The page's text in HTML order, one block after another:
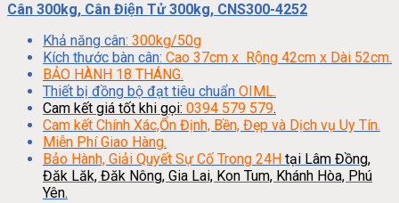
Cân 300kg, Cân Điện Tử 300kg, CNS300-4252
Khả năng cân: 300kg/50g
Kích thước bàn cân: Cao 37cm x Rộng 42cm x Dài 52cm.
BẢO HÀNH 18 THÁNG.
Thiết bị đồng bộ đạt tiêu chuẩn OIML.
Cam kết giá tốt khi gọi: 0394 579 579.
Cam kết Chính Xác,Ổn Định, Bền, Đẹp và Dịch vụ Uy Tín.
Miễn Phí Giao Hàng.
Bảo Hành, Giải Quyết Sự Cố Trong 24H tại Lâm Đồng,
Đăk Lăk, Đăk Nông, Gia Lai, Kon Tum, Khánh Hòa, Phú
Yên.